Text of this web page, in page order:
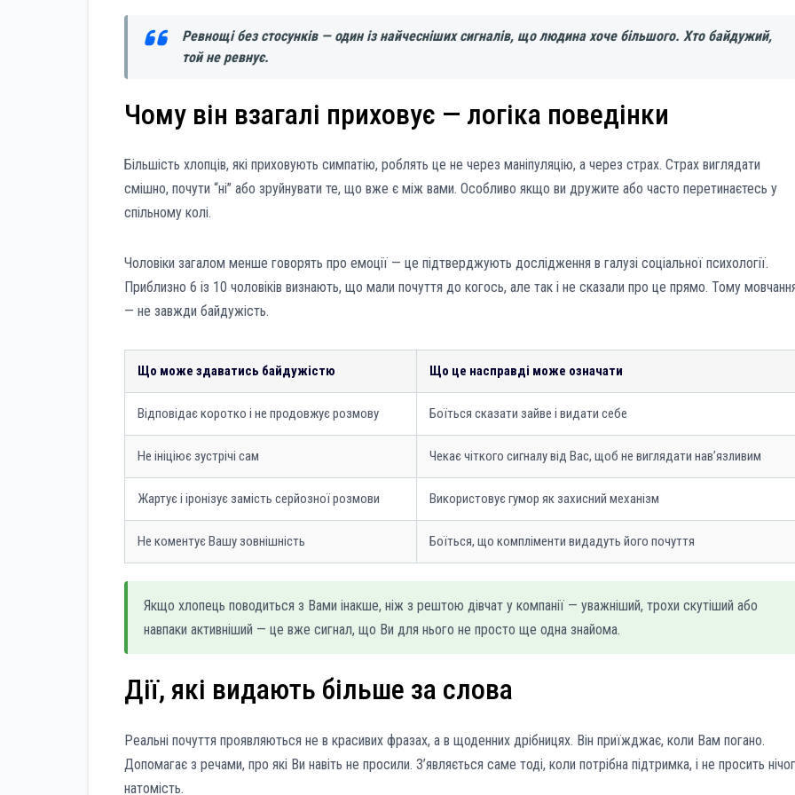
Ревнощі без стосунків — один із найчесніших сигналів, що людина хоче більшого. Хто байдужий,
той не ревнує.
Чому він взагалі приховує — логіка поведінки
Більшість хлопців, які приховують симпатію, роблять це не через маніпуляцію, а через страх. Страх виглядати
смішно, почути “ні” або зруйнувати те, що вже є між вами. Особливо якщо ви дружите або часто перетинаєтесь у
спільному колі.
Чоловіки загалом менше говорять про емоції — це підтверджують дослідження в галузі соціальної психології.
Приблизно 6 із 10 чоловіків визнають, що мали почуття до когось, але так і не сказали про це прямо. Тому
— не завжди байдужість.
Що може здаватись байдужістю Що це насправді може означати
Відповідає коротко і не продовжує розмову Боїться сказати зайве і видати себе
Не ініціює зустрічі сам Чекає чіткого сигналу від Вас, щоб не виглядати нав’язливим
Жартує і іронізує замість серйозної розмови Використовує гумор як захисний механізм
Не коментує Вашу зовнішність Боїться, що компліменти видадуть його почуття
Якщо хлопець поводиться з Вами інакше, ніж з рештою дівчат у компанії — уважніший, трохи скутіший або
навпаки активніший — це вже сигнал, що Ви для нього не просто ще одна знайома.
Дії, які видають більше за слова
Реальні почуття проявляються не в красивих фразах, а в щоденних дрібницях. Він приїжджає, коли Вам погано.
Допомагає з речами, про які Ви навіть не просили. З’являється саме тоді, коли потрібна підтримка, і не просить
натомість.